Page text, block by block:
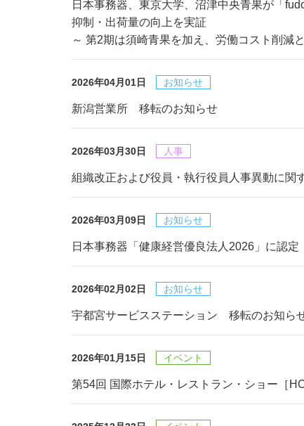
日本事務器、東京大学、沼津中央青果が「
抑制・出荷量の向上を実証
～ 第2期は須崎青果を加え、労働コスト削減
2026年04月01日 お知らせ
新潟営業所 移転のお知らせ
2026年03月30日 人事
組織改正および役員・執行役員人事異動に関
2026年03月09日 お知らせ
日本事務器「健康経営優良法人2026」に認定
2026年02月02日 お知らせ
宇都宮サービスステーション 移転のお知ら
2026年01月15日 イベント
第54回 国際ホテル・レストラン・ショー［